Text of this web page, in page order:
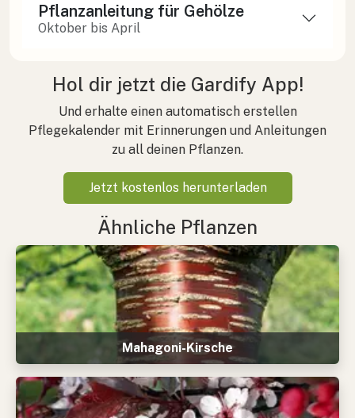
Pflanzanleitung für Gehölze
Oktober bis April
Hol dir jetzt die Gardify App!
Und erhalte einen automatisch erstellen
Pflegekalender mit Erinnerungen und Anleitungen
zu all deinen Pflanzen.
Jetzt kostenlos herunterladen
Ähnliche Pflanzen
Mahagoni-Kirsche